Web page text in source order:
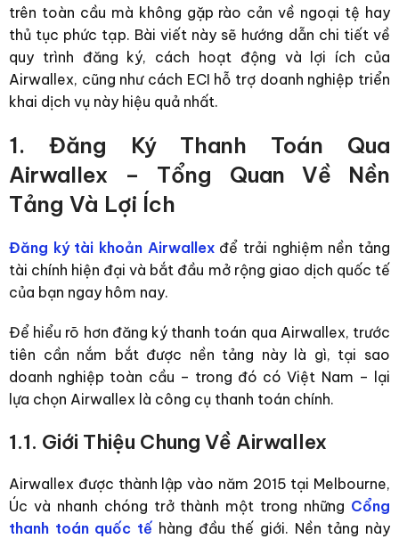
trên toàn cầu mà không gặp rào cản về ngoại tệ hay
thủ tục phức tạp. Bài viết này sẽ hướng dẫn chi tiết về
quy trình đăng ký, cách hoạt động và lợi ích của
Airwallex, cũng như cách ECI hỗ trợ doanh nghiệp triển
khai dịch vụ này hiệu quả nhất.
1. Đăng Ký Thanh Toán Qua
Airwallex – Tổng Quan Về Nền
Tảng Và Lợi Ích
Đăng ký tài khoản Airwallexđể trải nghiệm nền tảng
tài chính hiện đại và bắt đầu mở rộng giao dịch quốc tế
của bạn ngay hôm nay.
Để hiểu rõ hơn đăng ký thanh toán qua Airwallex, trước
tiên cần nắm bắt được nền tảng này là gì, tại sao
doanh nghiệp toàn cầu – trong đó có Việt Nam – lại
lựa chọn Airwallex là công cụ thanh toán chính.
1.1. Giới Thiệu Chung Về Airwallex
Airwallex được thành lập vào năm 2015 tại Melbourne,
Úc và nhanh chóng trở thành một trong những Cổng
thanh toánquốc tế hàng đầu thế giới. Nền tảng này